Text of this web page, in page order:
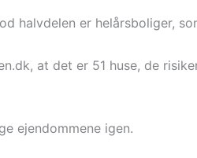
halvdelen er helårsboliger,
at det er 51 huse, de
ejendommene igen.